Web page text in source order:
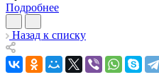
Подробнее
Назад к списку